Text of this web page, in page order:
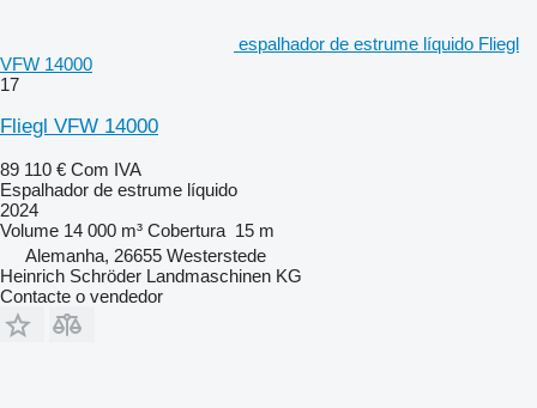
espalhador de estrume líquido Fliegl
VFW 14000
17
Fliegl VFW 14000
89 110 € Com IVA
Espalhador de estrume líquido
2024
Volume 14 000 m³ Cobertura 15 m
Alemanha, 26655 Westerstede
Heinrich Schröder Landmaschinen KG
Contacte o vendedor